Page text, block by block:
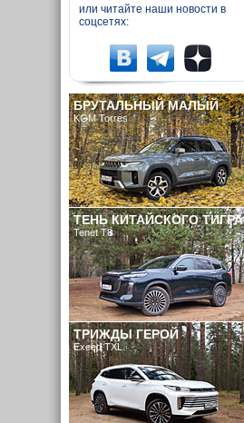
или читайте наши новости в
соцсетях:
БРУТАЛЬНЫЙ МАЛЫЙ
KGM Torres
ТЕНЬ КИТАЙСКОГО ТИГРА
Tenet T8
ТРИЖДЫ ГЕРОЙ
Exeed TXL